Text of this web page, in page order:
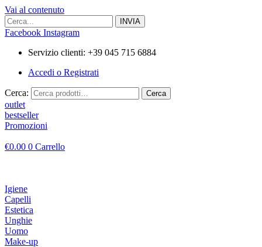
Vai al contenuto
Facebook Instagram
Servizio clienti: +39 045 715 6884
Accedi o Registrati
Cerca: Cerca
outlet
bestseller
Promozioni
€0.00 0 Carrello
Igiene
Capelli
Estetica
Unghie
Uomo
Make-up